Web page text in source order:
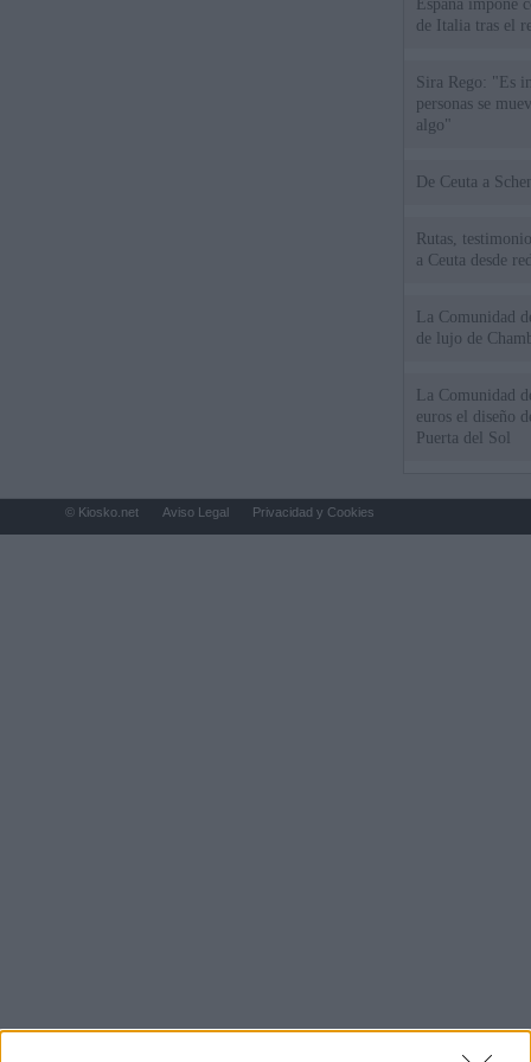
España impone
de Italia tras el
Sira Rego: "Es
personas se
algo"
De
Rutas,
a Ceuta desde
La Comunidad
de lujo de
La Comunidad
euros el diseño
Puerta del Sol
© Kiosko.net Aviso Legal Privacidad y Cookies